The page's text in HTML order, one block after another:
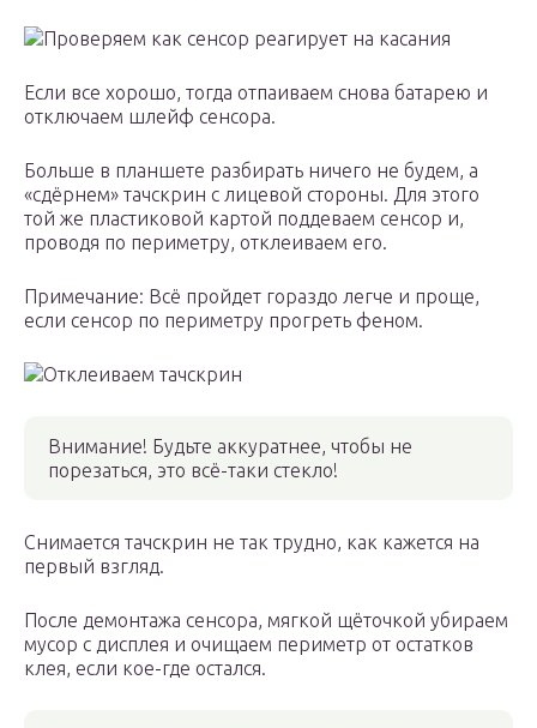
Проверяем как сенсор реагирует на касания
Если все хорошо, тогда отпаиваем снова батарею и
отключаем шлейф сенсора.
Больше в планшете разбирать ничего не будем, а
«сдёрнем» тачскрин с лицевой стороны. Для этого
той же пластиковой картой поддеваем сенсор и,
проводя по периметру, отклеиваем его.
Примечание: Всё пройдет гораздо легче и проще,
если сенсор по периметру прогреть феном.
Отклеиваем тачскрин
Внимание! Будьте аккуратнее, чтобы не
порезаться, это всё-таки стекло!
Снимается тачскрин не так трудно, как кажется на
первый взгляд.
После демонтажа сенсора, мягкой щёточкой убираем
мусор с дисплея и очищаем периметр от остатков
клея, если кое-где остался.